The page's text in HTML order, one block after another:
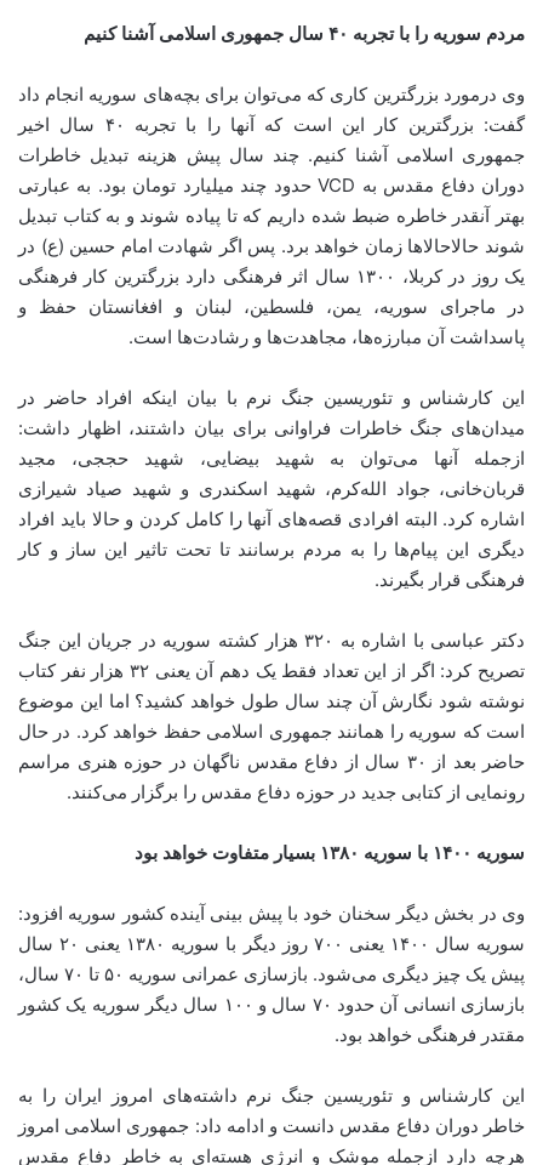
مردم سوریه را با تجربه ۴۰ سال جمهوری اسلامی آشنا کنیم
وی درمورد بزرگترین کاری که می‌توان برای بچه‌های سوریه انجام داد
گفت: بزرگترین کار این است که آنها را با تجربه ۴۰ سال اخیر
جمهوری اسلامی آشنا کنیم. چند سال پیش هزینه تبدیل خاطرات
دوران دفاع مقدس به VCD حدود چند میلیارد تومان بود. به عبارتی
بهتر آنقدر خاطره ضبط شده داریم که تا پیاده شوند و به کتاب تبدیل
شوند حالاحالاها زمان خواهد برد. پس اگر شهادت امام حسین (ع) در
یک روز در کربلا، ۱۳۰۰ سال اثر فرهنگی دارد بزرگترین کار فرهنگی
در ماجرای سوریه، یمن، فلسطین، لبنان و افغانستان حفظ و
پاسداشت آن مبارزه‌ها، مجاهدت‌ها و رشادت‌ها است.
این کارشناس و تئوریسین جنگ نرم با بیان اینکه افراد حاضر در
میدان‌های جنگ خاطرات فراوانی برای بیان داشتند، اظهار داشت:
ازجمله آنها می‌توان به شهید بیضایی، شهید حججی، مجید
قربان‌خانی، جواد الله‌کرم، شهید اسکندری و شهید صیاد شیرازی
اشاره کرد. البته افرادی قصه‌های آنها را کامل کردن و حالا باید افراد
دیگری این پیام‌ها را به مردم برسانند تا تحت تاثیر این ساز و کار
فرهنگی قرار بگیرند.
دکتر عباسی با اشاره به ۳۲۰ هزار کشته سوریه در جریان این جنگ
تصریح کرد: اگر از این تعداد فقط یک دهم آن یعنی ۳۲ هزار نفر کتاب
نوشته شود نگارش آن چند سال طول خواهد کشید؟ اما این موضوع
است که سوریه را همانند جمهوری اسلامی حفظ خواهد کرد. در حال
حاضر بعد از ۳۰ سال از دفاع مقدس ناگهان در حوزه هنری مراسم
رونمایی از کتابی جدید در حوزه دفاع مقدس را برگزار می‌کنند.
سوریه ۱۴۰۰ با سوریه ۱۳۸۰ بسیار متفاوت خواهد بود
وی در بخش دیگر سخنان خود با پیش بینی آینده کشور سوریه افزود:
سوریه سال ۱۴۰۰ یعنی ۷۰۰ روز دیگر با سوریه ۱۳۸۰ یعنی ۲۰ سال
پیش یک چیز دیگری می‌شود. بازسازی عمرانی سوریه ۵۰ تا ۷۰ سال،
بازسازی انسانی آن حدود ۷۰ سال و ۱۰۰ سال دیگر سوریه یک کشور
مقتدر فرهنگی خواهد بود.
این کارشناس و تئوریسین جنگ نرم داشته‌های امروز ایران را به
خاطر دوران دفاع مقدس دانست و ادامه داد: جمهوری اسلامی امروز
هرچه دارد ازجمله موشک و انرژی هسته‌ای به خاطر دفاع مقدس